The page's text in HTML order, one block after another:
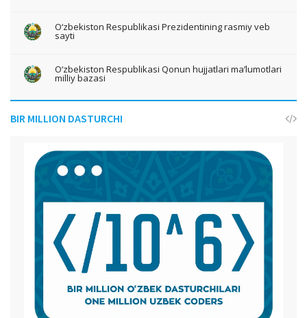
O‘zbekiston Respublikasi Prezidentining rasmiy veb
sayti
O‘zbekiston Respublikasi Qonun hujjatlari ma’lumotlari
milliy bazasi
BIR MILLION DASTURCHI